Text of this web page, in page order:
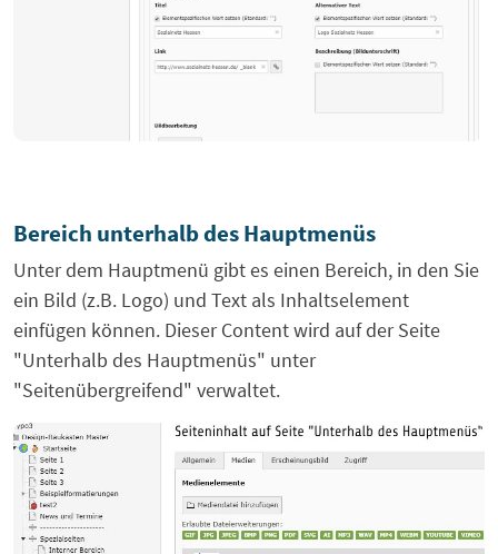
Bereich unterhalb des Hauptmenüs
Unter dem Hauptmenü gibt es einen Bereich, in den Sie
ein Bild (z.B. Logo) und Text als Inhaltselement
einfügen können. Dieser Content wird auf der Seite
"Unterhalb des Hauptmenüs" unter
"Seitenübergreifend" verwaltet.